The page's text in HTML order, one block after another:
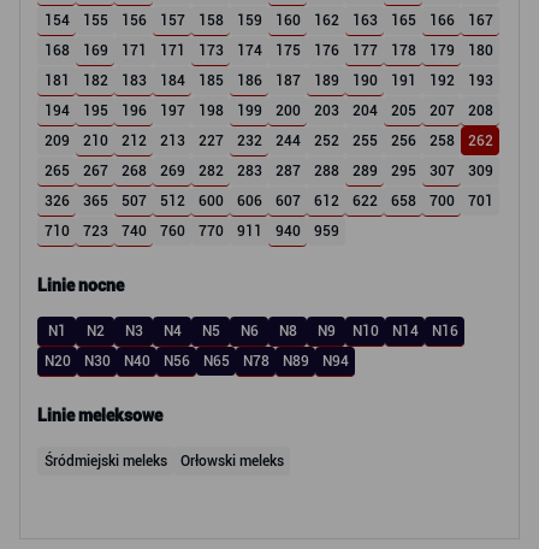
154
155 156 157 158 159 160 162 163 165 166
167
168
169 171 171 173 174 175 176 177 178 179
180
181
182 183 184 185 186 187 189 190 191 192
193
194
195 196 197 198 199 200 203 204 205 207
208
209
210 212 213 227 232 244 252 255 256 258
262
265
267 268 269 282 283 287 288 289 295 307
309
326
365 507 512 600 606 607 612 622 658 700
701
710
723 740 760 770 911 940 959
Linie nocne
N1 N2 N3 N4 N5 N6 N8 N9 N10 N14
N16
N20
N30 N40 N56 N65 N78 N89 N94
Linie meleksowe
Śródmiejski meleks Orłowski meleks